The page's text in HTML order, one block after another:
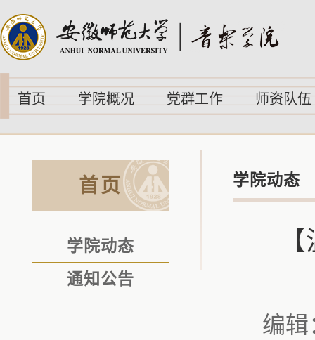
首页 学院概况 党群工作 师资队伍
首页
学院动态
通知公告
学院动态
编辑